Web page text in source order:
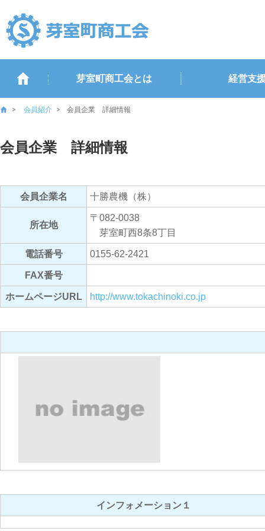
芽室町商工会とは 経営支
会員紹介 会員企業 詳細情報
会員企業 詳細情報
会員企業名 十勝農機（株）
所在地
〒082-0038
芽室町西8条8丁目
電話番号 0155-62-2421
FAX番号
ホームページURL http://www.tokachinoki.co.jp
インフォメーション１